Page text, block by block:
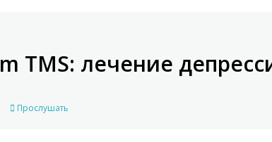
TMS: лечение
Прослушать